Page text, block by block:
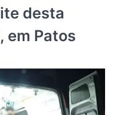
desta
em Patos